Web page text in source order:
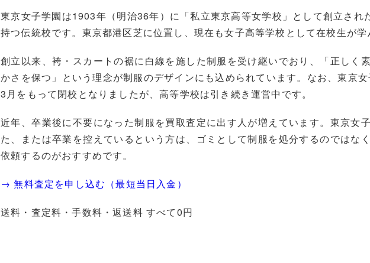
東京女子学園は1903年（明治36年）に「私立東京高等女学校」として創立され
持つ伝統校です。東京都港区芝に位置し、現在も女子高等学校として在校生が学
創立以来、袴・スカートの裾に白線を施した制服を受け継いでおり、「正しく
かさを保つ」という理念が制服のデザインにも込められています。なお、東京
3月をもって閉校となりましたが、高等学校は引き続き運営中です。
近年、卒業後に不要になった制服を買取査定に出す人が増えています。東京女
た、または卒業を控えているという方は、ゴミとして制服を処分するのではな
依頼するのがおすすめです。
→ 無料査定を申し込む（最短当日入金）
送料・査定料・手数料・返送料 すべて0円